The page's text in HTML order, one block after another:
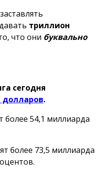
триллион
, что они буквально
сегодня
долларов.
более 54,1 миллиарда
более 73,5 миллиарда